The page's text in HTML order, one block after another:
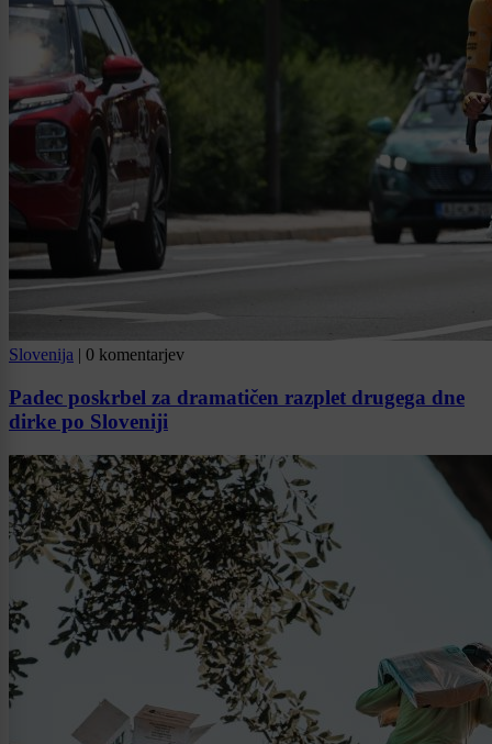
Slovenija | 0 komentarjev
Padec poskrbel za dramatičen razplet drugega dne
dirke po Sloveniji